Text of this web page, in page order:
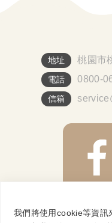
我們將使用cookie等資訊
地址 桃園市
電話 0800-
信箱